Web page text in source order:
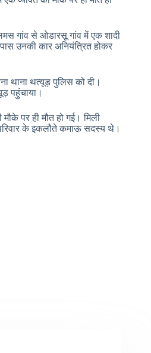
गांव से ओडारसू गांव में एक शादी
उनकी कार अनियंत्रित होकर
थाना थत्यूड़ पुलिस को दी।
पहुंचाया।
पर ही मौत हो गई। मिली
के इकलौते कमाऊ सदस्य थे।